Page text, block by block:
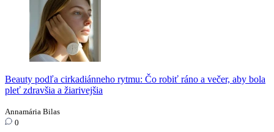
Beauty podľa cirkadiánneho rytmu: Čo robiť ráno a večer, aby bola
pleť zdravšia a žiarivejšia
Annamária Bilas
0